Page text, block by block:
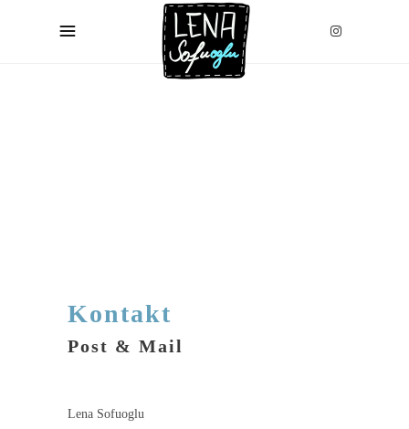
Kontakt
Post & Mail
Lena Sofuoglu